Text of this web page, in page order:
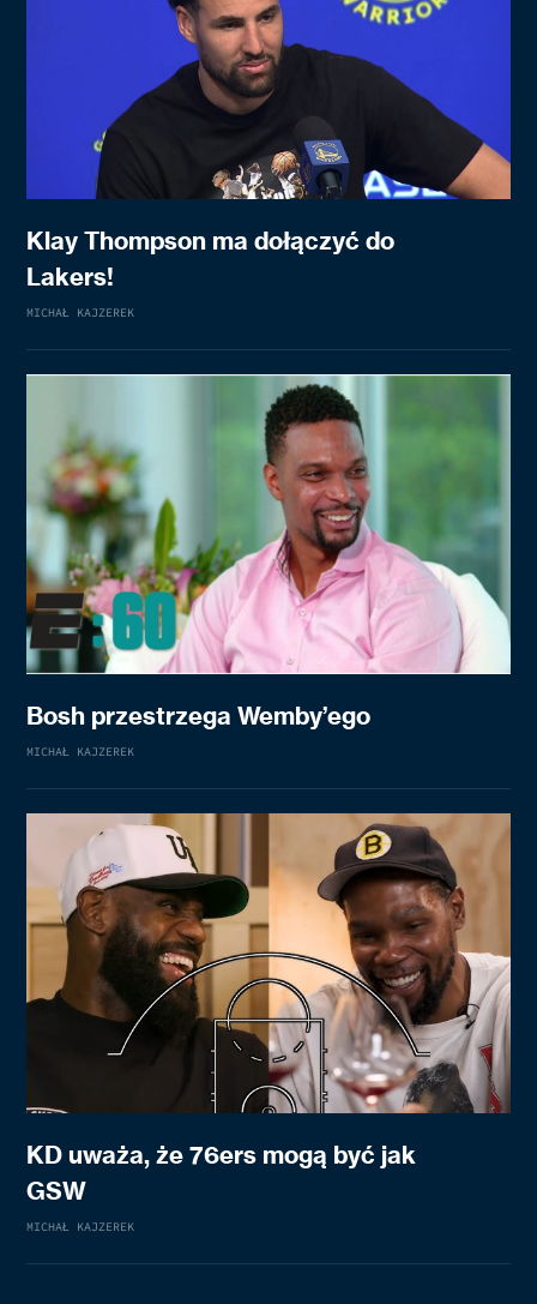
Klay Thompson ma dołączyć do
Lakers!
MICHAŁ KAJZEREK
Bosh przestrzega Wemby’ego
MICHAŁ KAJZEREK
KD uważa, że 76ers mogą być jak
GSW
MICHAŁ KAJZEREK